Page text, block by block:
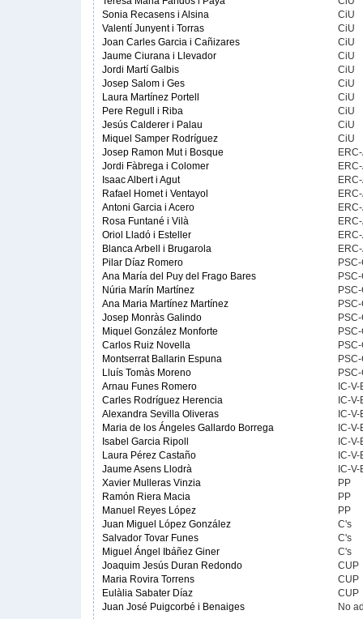
Sonia Recasens i Alsina
CiU
Valentí Junyent i Torras
CiU
Joan Carles Garcia i Cañizares
CiU
Jaume Ciurana i Llevador
CiU
Jordi Martí Galbis
CiU
Josep Salom i Ges
CiU
Laura Martínez Portell
CiU
Pere Regull i Riba
CiU
Jesús Calderer i Palau
CiU
Miquel Samper Rodríguez
CiU
Josep Ramon Mut i Bosque
Jordi Fàbrega i Colomer
Isaac Albert i Agut
Rafael Homet i Ventayol
Antoni Garcia i Acero
Rosa Funtané i Vilà
Oriol Lladó i Esteller
Blanca Arbell i Brugarola
Pilar Díaz Romero
Ana María del Puy del Frago Bares
Núria Marín Martínez
Ana Maria Martínez Martínez
Josep Monràs Galindo
Miquel González Monforte
Carlos Ruiz Novella
Montserrat Ballarin Espuna
Lluís Tomàs Moreno
Arnau Funes Romero
IC-
Carles Rodríguez Herencia
IC-
Alexandra Sevilla Oliveras
IC-
Maria de los Ángeles Gallardo Borrega
IC-
Isabel Garcia Ripoll
IC-
Laura Pérez Castaño
IC-
Jaume Asens Llodrà
IC-
Xavier Mulleras Vinzia
PP
Ramón Riera Macia
PP
Manuel Reyes López
PP
Juan Miguel López González
C's
Salvador Tovar Funes
C's
Miguel Ángel Ibáñez Giner
C's
Joaquim Jesús Duran Redondo
CUP
Maria Rovira Torrens
CUP
Eulàlia Sabater Díaz
CUP
Juan José Puigcorbé i Benaiges
No